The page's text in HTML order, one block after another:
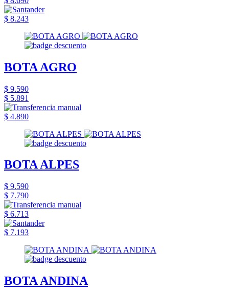
$ 8.243
BOTA AGRO
$ 9.590
$ 5.891
$ 4.890
BOTA ALPES
$ 9.590
$ 7.790
$ 6.713
$ 7.193
BOTA ANDINA